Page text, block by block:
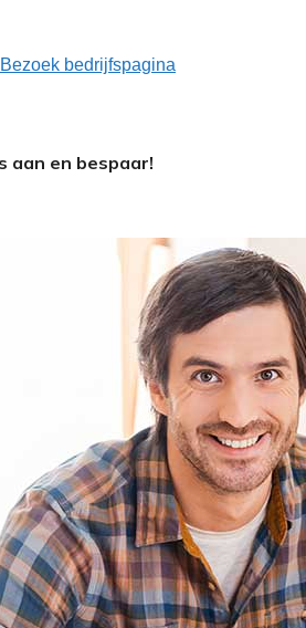
Bezoek bedrijfspagina
en bespaar!